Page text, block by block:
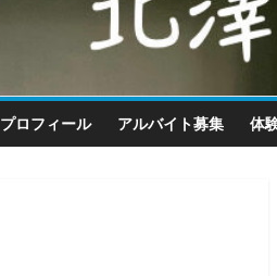
プロフィール アルバイト募集 体